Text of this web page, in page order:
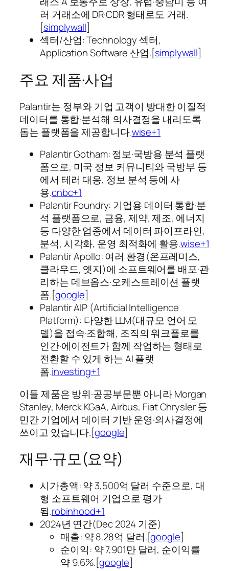
러 거래소에 DR·CDR 형태로도 거래.
[simplywall]​
섹터/산업: Technology 섹터,
Application Software 산업.[simplywall]​
주요 제품·사업
Palantir는 정부와 기업 고객이 방대한 이질적
데이터를 통합·분석해 의사결정을 내리도록
돕는 플랫폼을 제공합니다.wise+1
Palantir Gotham: 정보·국방용 분석 플랫
폼으로, 미국 정보 커뮤니티와 국방부 등
에서 테러 대응, 정보 분석 등에 사
용.cnbc+1
Palantir Foundry: 기업용 데이터 통합·분
석 플랫폼으로, 금융, 제약, 제조, 에너지
등 다양한 업종에서 데이터 파이프라인,
분석, 시각화, 운영 최적화에 활용.wise+1
Palantir Apollo: 여러 환경(온프레미스,
클라우드, 엣지)에 소프트웨어를 배포·관
리하는 데브옵스·오케스트레이션 플랫
폼.[google]​
Palantir AIP (Artificial Intelligence
Platform): 다양한 LLM(대규모 언어 모
델)을 접속·조합해, 조직의 워크플로를
인간·에이전트가 함께 작업하는 형태로
전환할 수 있게 하는 AI 플랫
폼.investing+1
이들 제품은 방위·공공부문뿐 아니라 Morgan
Stanley, Merck KGaA, Airbus, Fiat Chrysler 등
민간 기업에서 데이터 기반 운영·의사결정에
쓰이고 있습니다.[google]​
재무·규모(요약)
시가총액: 약 3,500억 달러 수준으로, 대
형 소프트웨어 기업으로 평가
됨.robinhood+1
2024년 연간(Dec 2024 기준)
매출: 약 8.28억 달러.[google]​
순이익: 약 7,901만 달러, 순이익률
약 9.6%.[google]​